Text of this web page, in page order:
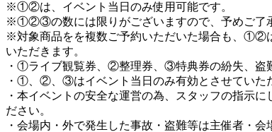
※①②は、イベント当日のみ使用可能です。
※①②③の数には限りがございますので、予めご了
※対象商品をを複数ご予約いただいた場合も、①②
いただきます。
・①ライブ観覧券、②整理券、③特典券の紛失、盗
・①、②、③はイベント当日のみ有効とさせていた
・本イベントの安全な運営の為、スタッフの指示
ださい。
・会場内・外で発生した事故・盗難等は主催者・会